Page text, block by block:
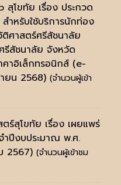
สุโขทัย เรื่อง ประกวด
ำหรับใช้บริการนักท่อง
ศาสตร์ศรีสัชนาลัย
รีสัชนาลัย จังหวัด
คาอิเล็กทรอนิกส์ (e-
ยน 2568) (จำนวนผู้เข้า
ร์สุโขทัย เรื่อง เผยแพร่
ำปีงบประมาณ พ.ศ.
2567) (จำนวนผู้เข้าชม